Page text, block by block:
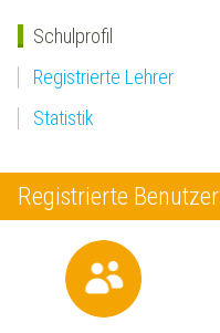
Schulprofil
Registrierte Lehrer
Statistik
Registrierte Benutzer